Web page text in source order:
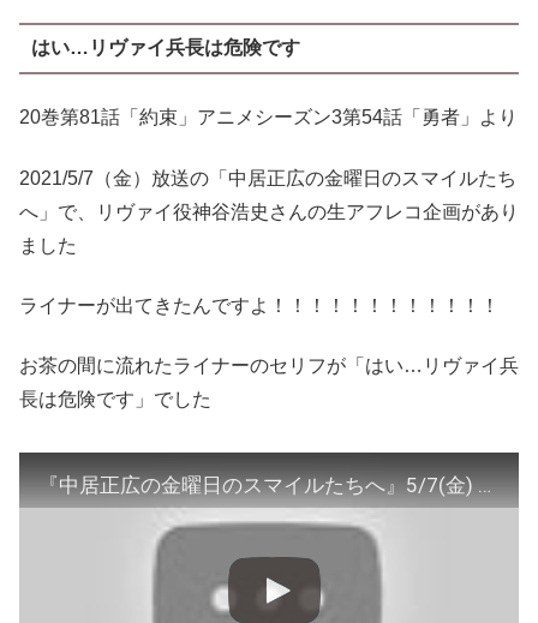
はい…リヴァイ兵長は危険です
20巻第81話「約束」アニメシーズン3第54話「勇者」より
2021/5/7（金）放送の「中居正広の金曜日のスマイルたち
へ」で、リヴァイ役神谷浩史さんの生アフレコ企画があり
ました
ライナーが出てきたんですよ！！！！！！！！！！！！
お茶の間に流れたライナーのセリフが「はい…リヴァイ兵
長は危険です」でした
『中居正広の金曜日のスマイルたちへ』5/7(金) 青二プロダクション声優 大集合!! 進撃の巨人 生アフレコ!!【TBS】